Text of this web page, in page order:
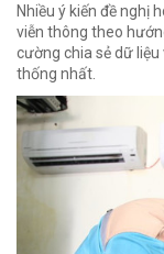
Nhiều ý kiến đề nghị
viễn thông theo
cường chia sẻ dữ
thống nhất.